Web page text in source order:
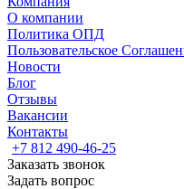
О компании
Политика ОПД
Пользовательское
Новости
Блог
Отзывы
Вакансии
Контакты
+7 812 490-46-25
Заказать звонок
Задать вопрос